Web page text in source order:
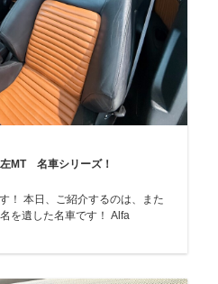
名車シリーズ！
また
した名車です！ Alfa